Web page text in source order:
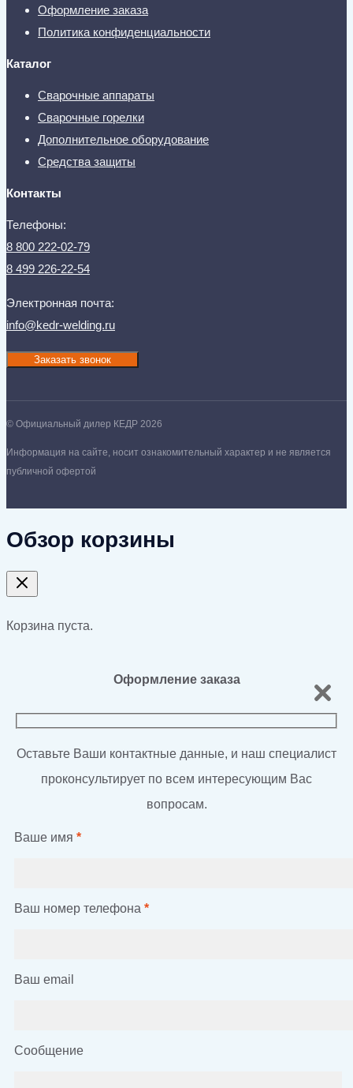
Оформление заказа
Политика конфиденциальности
Каталог
Сварочные аппараты
Сварочные горелки
Дополнительное оборудование
Средства защиты
Контакты
Телефоны:
8 800 222-02-79
8 499 226-22-54
Электронная почта:
info@kedr-welding.ru
Заказать звонок
© Официальный дилер КЕДР 2026
Информация на сайте, носит ознакомительный характер и не является
публичной офертой
Обзор корзины
Корзина пуста.
Оформление заказа
Оставьте Ваши контактные данные, и наш специалист
проконсультирует по всем интересующим Вас
вопросам.
Ваше имя *
Ваш номер телефона *
Ваш email
Сообщение